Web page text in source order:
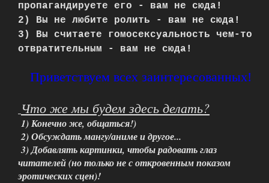
пропагандируете его - вам не сюда!
2) Вы не любите ролить - вам не сюда!
3) Вы считаете гомосексуальность чем-то
отвратительным - вам не сюда!
Приветствуем всех заинтересованных!
Что же мы будем здесь делать?
1) Конечно же, общаться!)
2) Обсуждать мангу/аниме и другое...
3) Добавлять картинки, чтобы радовать глаз
читателей (но только не с откровенным показом
эротических сцен)!